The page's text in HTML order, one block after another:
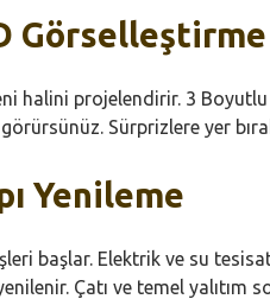
Görselleştirme
halini projelendirir. 3
Sürprizlere yer
Yenileme
başlar. Elektrik ve su
Çatı ve temel yalıtım